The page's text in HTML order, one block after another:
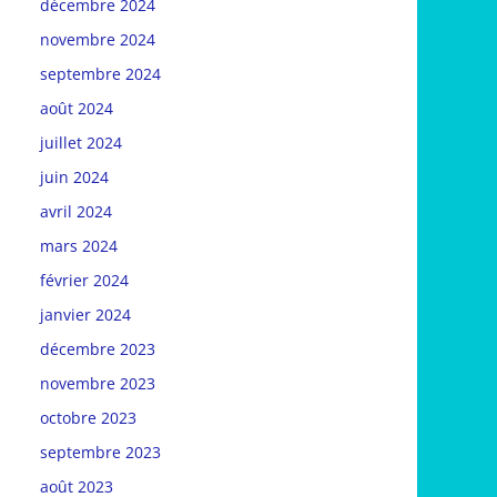
décembre 2024
novembre 2024
septembre 2024
août 2024
juillet 2024
juin 2024
avril 2024
mars 2024
février 2024
janvier 2024
décembre 2023
novembre 2023
octobre 2023
septembre 2023
août 2023